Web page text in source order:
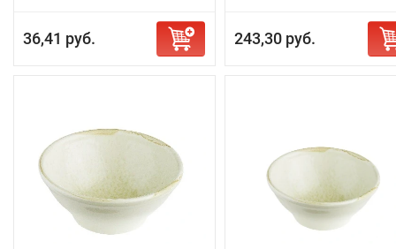
36,41 руб. 243,30 руб.